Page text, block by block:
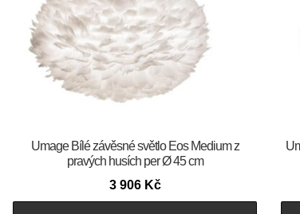
Umage Bílé závěsné světlo Eos Medium z
pravých husích per Ø 45 cm
3 906 Kč